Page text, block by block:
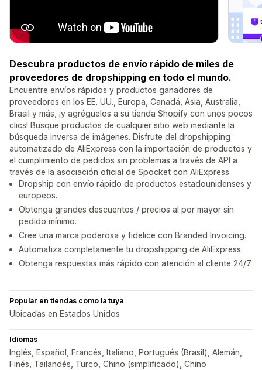
Descubra productos de envío rápido de miles de
proveedores de dropshipping en todo el mundo.
Encuentre envíos rápidos y productos ganadores de
proveedores en los EE. UU., Europa, Canadá, Asia, Australia,
Brasil y más, ¡y agréguelos a su tienda Shopify con unos pocos
clics! Busque productos de cualquier sitio web mediante la
búsqueda inversa de imágenes. Disfrute del dropshipping
automatizado de AliExpress con la importación de productos y
el cumplimiento de pedidos sin problemas a través de API a
través de la asociación oficial de Spocket con AliExpress.
Dropship con envío rápido de productos estadounidenses y
europeos.
Obtenga grandes descuentos / precios al por mayor sin
pedido mínimo.
Cree una marca poderosa y fidelice con Branded Invoicing.
Automatiza completamente tu dropshipping de AliExpress.
Obtenga respuestas más rápido con atención al cliente 24/7.
Popular en tiendas como la tuya
Ubicadas en Estados Unidos
Idiomas
Inglés, Español, Francés, Italiano, Portugués (Brasil), Alemán,
Finés, Tailandés, Turco, Chino (simplificado), Chino